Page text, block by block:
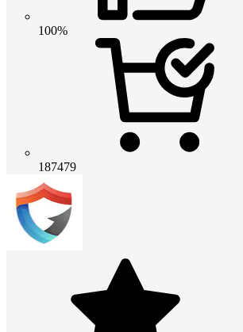
100%
187479